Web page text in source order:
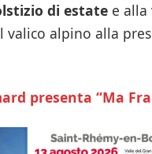
di estatee alla
alpino alla
presenta “Ma